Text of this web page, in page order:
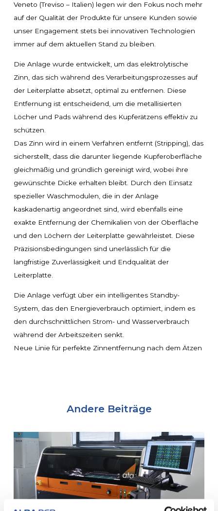
Veneto (Treviso – Italien) legen wir den Fokus noch mehr
auf der Qualität der Produkte für unsere Kunden sowie
unser Engagement stets bei innovativen Technologien
immer auf dem aktuellen Stand zu bleiben.
Die Anlage wurde entwickelt, um das elektrolytische
Zinn, das sich während des Verarbeitungsprozesses auf
der Leiterplatte absetzt, optimal zu entfernen. Diese
Entfernung ist entscheidend, um die metallisierten
Löcher und Pads während des Kupferätzens effektiv zu
schützen.
Das Zinn wird in einem Verfahren entfernt (Stripping), das
sicherstellt, dass die darunter liegende Kupferoberfläche
gleichmäßig und gründlich gereinigt wird, wobei ihre
gewünschte Dicke erhalten bleibt. Durch den Einsatz
spezieller Waschmodulen, die in der Anlage
kaskadenartig angeordnet sind, wird ebenfalls eine
exakte Entfernung der Chemikalien von der Oberfläche
und den Löchern der Leiterplatte gewährleistet. Diese
Präzisionsbedingungen sind unerlässlich für die
langfristige Zuverlässigkeit und Endqualität der
Leiterplatte.
Die Anlage verfügt über ein intelligentes Standby-
System, das den Energieverbrauch optimiert, indem es
den durchschnittlichen Strom- und Wasserverbrauch
während der Arbeitszeiten senkt.
Neue Linie für perfekte Zinnentfernung nach dem Ätzen
Andere Beiträge